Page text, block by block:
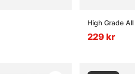
High Grade
229 kr